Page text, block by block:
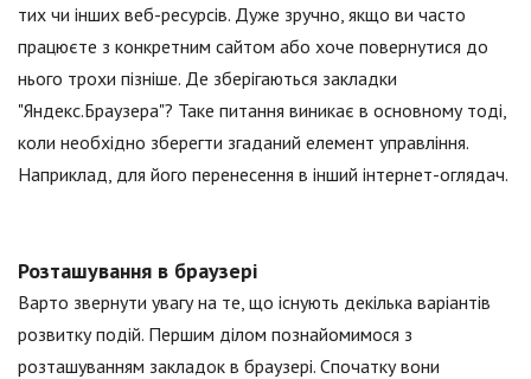
тих чи інших веб-ресурсів. Дуже зручно, якщо ви часто
працюєте з конкретним сайтом або хоче повернутися до
нього трохи пізніше. Де зберігаються закладки
"Яндекс.Браузера"? Таке питання виникає в основному тоді,
коли необхідно зберегти згаданий елемент управління.
Наприклад, для його перенесення в інший інтернет-оглядач.
Розташування в браузері
Варто звернути увагу на те, що існують декілька варіантів
розвитку подій. Першим ділом познайомимося з
розташуванням закладок в браузері. Спочатку вони